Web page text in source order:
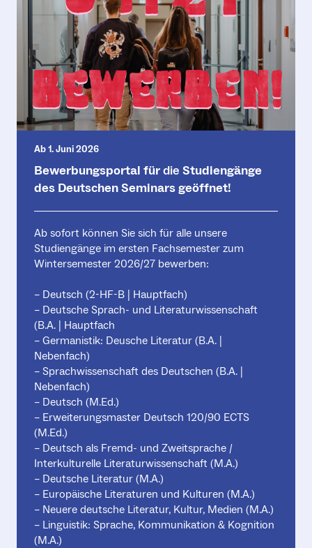
Ab 1. Juni 2026
Bewerbungsportal fürdie Studiengänge
des Deutschen Seminars geöffnet!
Ab sofort können Sie sich für alle unsere
Studiengänge im ersten Fachsemester zum
Wintersemester 2026/27 bewerben:
– Deutsch (2-HF-B | Hauptfach)
– Deutsche Sprach- und Literaturwissenschaft
(B.A. | Hauptfach
– Germanistik: Deusche Literatur (B.A. |
Nebenfach)
– Sprachwissenschaft des Deutschen (B.A. |
Nebenfach)
– Deutsch (M.Ed.)
– Erweiterungsmaster Deutsch 120/90 ECTS
(M.Ed.)
– Deutsch als Fremd- und Zweitsprache /
Interkulturelle Literaturwissenschaft (M.A.)
– Deutsche Literatur (M.A.)
– Europäische Literaturen und Kulturen (M.A.)
– Neuere deutsche Literatur, Kultur, Medien (M.A.)
– Linguistik: Sprache, Kommunikation & Kognition
(M.A.)